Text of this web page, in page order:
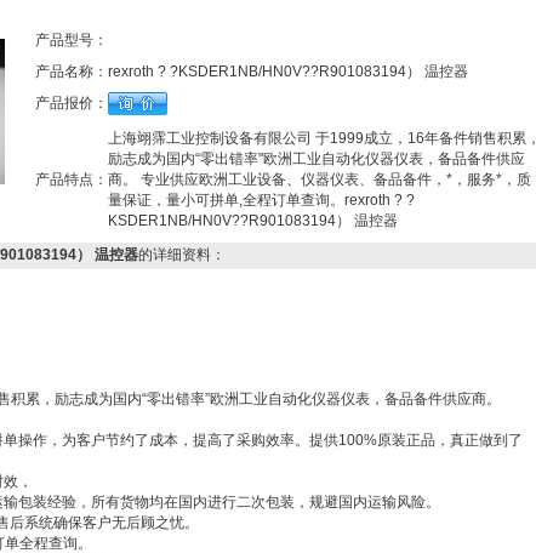
产品型号：
产品名称： rexroth ? ?KSDER1NB/HN0V??R901083194） 温控器
产品报价：
产品特点：
上海翊霈工业控制设备有限公司 于1999成立，16年备件销售积累，
励志成为国内“零出错率"欧洲工业自动化仪器仪表，备品备件供应
商。 专业供应欧洲工业设备、仪器仪表、备品备件，*，服务*，质
量保证，量小可拼单,全程订单查询。rexroth ? ?
KSDER1NB/HN0V??R901083194） 温控器
） 温控器的详细资料：
累，励志成为国内“零出错率”欧洲工业自动化仪器仪表，备品备件供应商。
操作，为客户节约了成本，提高了采购效率。提供100%原装正品，真正做到了
，
包装经验，所有货物均在国内进行二次包装，规避国内运输风险。
系统确保客户无后顾之忧。
全程查询。